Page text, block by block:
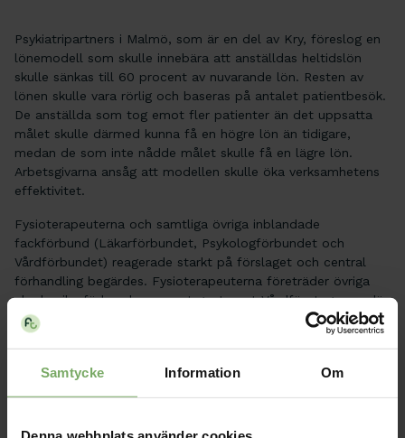
Samtycke Information Om
Psykiatripartners i Malmö, som är en del av Kry, föreslog en
lönemodell som skulle innebära att anställdas heltidslön
skulle sänkas till 60 procent av nuvarande lön. Resten av
lönen skulle vara rörlig och baseras på antalet patientbesök.
De anställda som tog emot fler patienter än det uppsatta
målet skulle därmed kunna få en högre lön än tidigare,
medan de som inte nådde målet skulle få en lägre lön.
Arbetsgivarna ansåg att modellen skulle öka verksamhetens
effektivitet.
Fysioterapeuterna och samtliga övriga inblandade
fackförbund (Läkarförbundet, Psykologförbundet och
Vårdförbundet) reagerade starkt på förslaget och central
förhandling begärdes. Fysioterapeuterna företräder övriga
akademikerförbund som part gentemot Vårdföretagarna, där
Psykiatripartners/Kry ingår.
— När du arbetar heltid så ska du ha en heltidslön. En
lönemodell som bygger på antalet patientbesök för
Forsberg, förhandlingschef på Fysioterapeuterna.